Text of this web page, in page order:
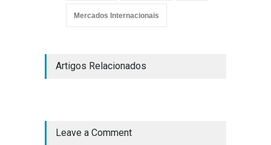
Mercados Internacionais
Artigos Relacionados
Leave a Comment